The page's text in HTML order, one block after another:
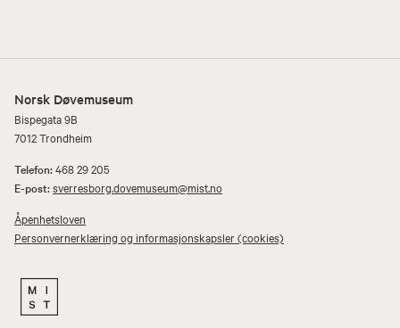
Norsk Døvemuseum
Bispegata 9B
7012 Trondheim
Telefon:468 29 205
E-post:sverresborg.dovemuseum@mist.no
Åpenhetsloven
Personvernerklæring og informasjonskapsler (cookies)